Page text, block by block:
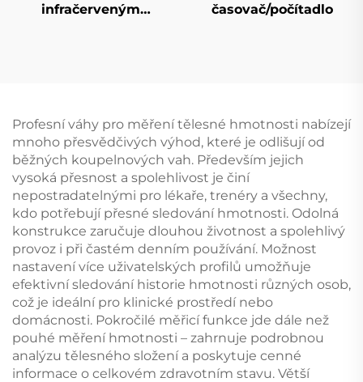
infračerveným
časovač/počítadlo
Profesní váhy pro měření tělesné hmotnosti nabízejí
mnoho přesvědčivých výhod, které je odlišují od
běžných koupelnových vah. Především jejich
vysoká přesnost a spolehlivost je činí
nepostradatelnými pro lékaře, trenéry a všechny,
kdo potřebují přesné sledování hmotnosti. Odolná
konstrukce zaručuje dlouhou životnost a spolehlivý
provoz i při častém denním používání. Možnost
nastavení více uživatelských profilů umožňuje
efektivní sledování historie hmotnosti různých osob,
což je ideální pro klinické prostředí nebo
domácnosti. Pokročilé měřicí funkce jde dále než
pouhé měření hmotnosti – zahrnuje podrobnou
analýzu tělesného složení a poskytuje cenné
informace o celkovém zdravotním stavu. Větší